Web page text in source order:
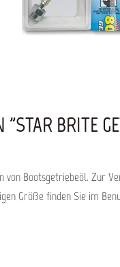
BRITE
von Bootsgetriebeöl.
Größe finden Sie im